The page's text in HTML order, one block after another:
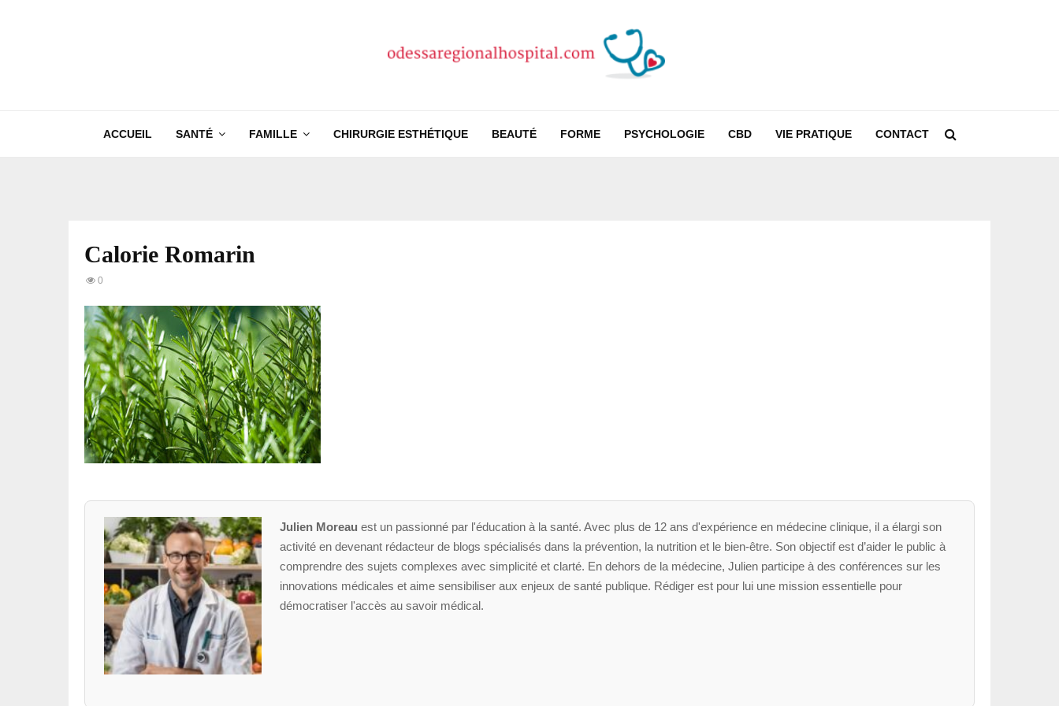
ACCUEIL SANTÉ FAMILLE CHIRURGIE ESTHÉTIQUE BEAUTÉ FORME PSYCHOLOGIE CBD VIE PRATIQUE CONTACT
Calorie Romarin
0
Julien Moreau est un passionné par l'éducation à la santé. Avec plus de 12 ans d'expérience en médecine clinique, il a élargi son
activité en devenant rédacteur de blogs spécialisés dans la prévention, la nutrition et le bien-être. Son objectif est d’aider le public à
comprendre des sujets complexes avec simplicité et clarté. En dehors de la médecine, Julien participe à des conférences sur les
innovations médicales et aime sensibiliser aux enjeux de santé publique. Rédiger est pour lui une mission essentielle pour
démocratiser l'accès au savoir médical.